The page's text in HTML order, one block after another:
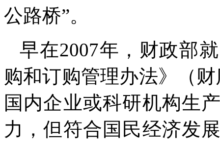
公路桥”。
早在2007年，财政部
购和订购管理办法》（
国内企业或科研机构生
力，但符合国民经济发